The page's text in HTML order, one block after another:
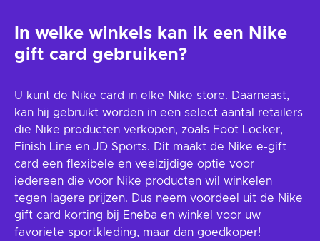
In welke winkels kan ik een Nike
gift card gebruiken?
U kunt de Nike card in elke Nike store. Daarnaast,
kan hij gebruikt worden in een select aantal retailers
die Nike producten verkopen, zoals Foot Locker,
Finish Line en JD Sports. Dit maakt de Nike e-gift
card een flexibele en veelzijdige optie voor
iedereen die voor Nike producten wil winkelen
tegen lagere prijzen. Dus neem voordeel uit de Nike
gift card korting bij Eneba en winkel voor uw
favoriete sportkleding, maar dan goedkoper!